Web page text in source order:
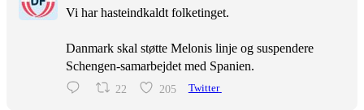
Vi har hasteindkaldt folketinget.
Danmark skal støtte Melonis linje og suspendere
Schengen-samarbejdet med Spanien.
22 205 Twitter